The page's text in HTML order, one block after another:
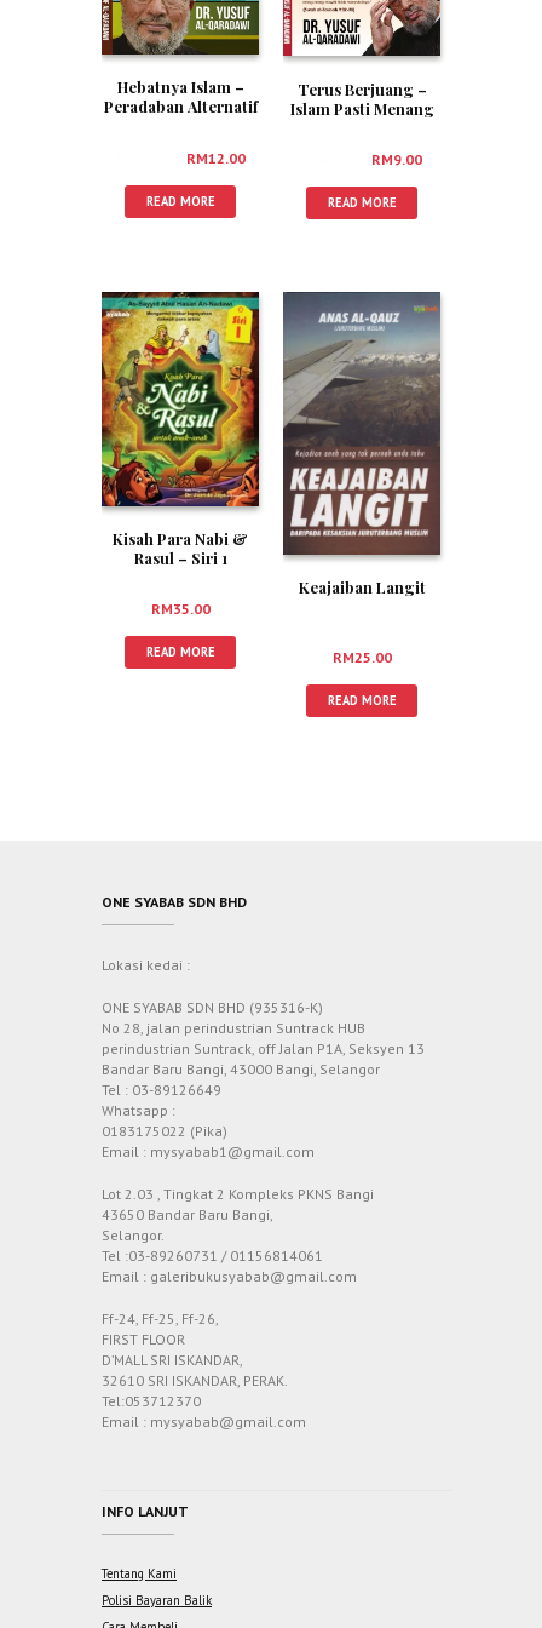
Hebatnya Islam –
Peradaban Alternatif
RM12.00
READ MORE
Terus Berjuang –
Islam Pasti Menang
RM9.00
READ MORE
Kisah Para Nabi &
Rasul – Siri 1
RM35.00
READ MORE
Keajaiban Langit
RM25.00
READ MORE
ONE SYABAB SDN BHD
Lokasi kedai :
ONE SYABAB SDN BHD (935316-K)
No 28, jalan perindustrian Suntrack HUB
perindustrian Suntrack, off Jalan P1A, Seksyen 13
Bandar Baru Bangi, 43000 Bangi, Selangor
Tel : 03-89126649
Whatsapp :
0183175022 (Pika)
Email : mysyabab1@gmail.com
Lot 2.03 , Tingkat 2 Kompleks PKNS Bangi
43650 Bandar Baru Bangi,
Selangor.
Tel :03-89260731 / 01156814061
Email : galeribukusyabab@gmail.com
Ff-24, Ff-25, Ff-26,
FIRST FLOOR
D’MALL SRI ISKANDAR,
32610 SRI ISKANDAR, PERAK.
Tel:053712370
Email : mysyabab@gmail.com
INFO LANJUT
Tentang Kami
Polisi Bayaran Balik